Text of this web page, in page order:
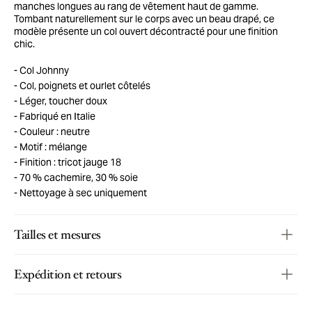
manches longues au rang de vêtement haut de gamme.
Tombant naturellement sur le corps avec un beau drapé, ce
modèle présente un col ouvert décontracté pour une finition
chic.
Col Johnny
Col, poignets et ourlet côtelés
Léger, toucher doux
Fabriqué en Italie
Couleur : neutre
Motif : mélange
Finition : tricot jauge 18
70 % cachemire, 30 % soie
Nettoyage à sec uniquement
Tailles et mesures
Expédition et retours